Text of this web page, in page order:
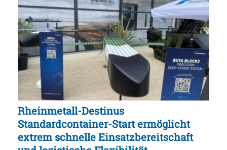
Rheinmetall-Destinus
Standardcontainer-Start ermöglicht
extrem schnelle Einsatzbereitschaft